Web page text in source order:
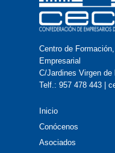
Centro de
Empresarial
C/Jardines Virgen de
Telf.: 957 478 443 |
Inicio
Conócenos
Asociados